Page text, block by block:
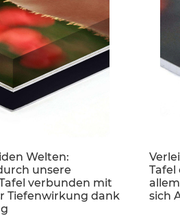
Welten:
unsere
verbunden mit
Tiefenwirkung dank
Tafel
sich